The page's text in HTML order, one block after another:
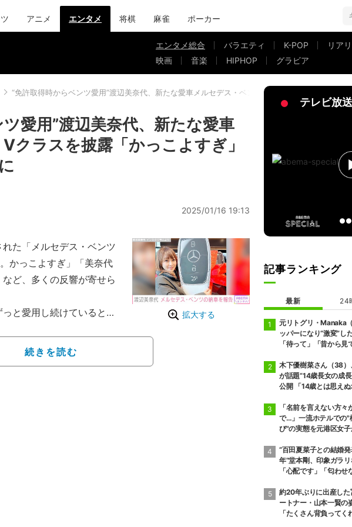
アニメ エンタメ 将棋 麻雀 ポーカー
エンタメ総合 バラエティ K-POP リア
映画
音楽 HIPHOP グラビア
“免許取得時からベンツ愛用”渡辺美奈代、新たな愛車メルセデス・ベンツ Vクラスを披露「かっこ
愛用”渡辺美奈代、新たな愛車
クラスを披露「かっこよすぎ」
2025/01/16 19:13
拡大する
た「メルセデス・ベンツ
かっこよすぎ」「美奈代
ど、多くの反響が寄せら
と愛用し続けているとい
稿していた。
車式。新しい車をお迎
続きを読む
テレビ放
●●
記事ランキング
最新 24
元リトグリ・Manaka
ッパーになり“激変”し
「待って」「昔から見
木下優樹菜さん（38）
が話題”14歳長女の成
公開 「14歳とは思えぬ
ぎる」など反響
「名前を言えない方々
で…」一流ホテルでの"
び"の実態を元港区女
“百田夏菜子との結婚
年”堂本剛、印象ガラ
「心配です」「匂わせ
約20年ぶりに出産した
ートナー・山本一賢の
「たくさん背負ってく